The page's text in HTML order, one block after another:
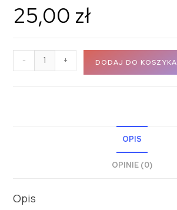
25,00 zł
- + DODAJ DO KOSZYKA
OPIS
OPINIE (0)
Opis